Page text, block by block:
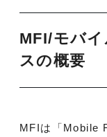
MFI/モバ
スの概要
MFIは「Mobile